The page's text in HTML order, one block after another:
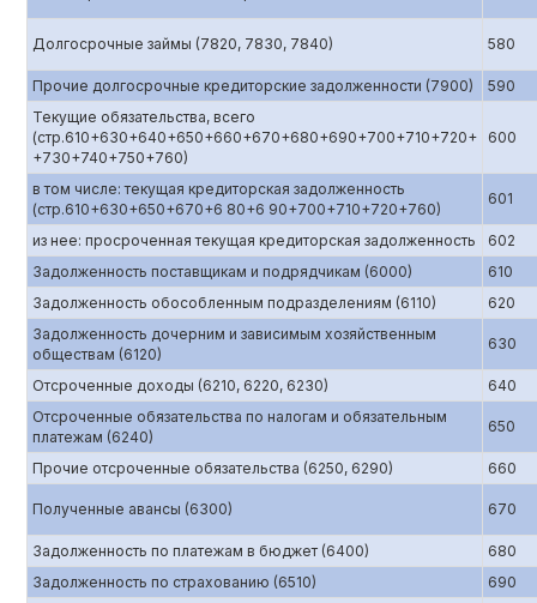
Долгосрочные займы (7820, 7830, 7840) 580
Прочие долгосрочные кредиторские задолженности (7900)
590
Текущие обязательства, всего
(стр.610+630+640+650+660+670+680+690+700+710+720+
+730+740+750+760)
600
в том числе: текущая кредиторская задолженность
(стр.610+630+650+670+6 80+6 90+700+710+720+760)
601
из нее: просроченная текущая кредиторская задолженность
602
Задолженность поставщикам и подрядчикам (6000)
610
Задолженность обособленным подразделениям (6110)
620
Задолженность дочерним и зависимым хозяйственным
обществам (6120)
630
Отсроченные доходы (6210, 6220, 6230)
640
Отсроченные обязательства по налогам и обязательным
платежам (6240)
650
Прочие отсроченные обязательства (6250, 6290) 660
Полученные авансы (6300) 670
Задолженность по платежам в бюджет (6400)
680
Задолженность по страхованию (6510)
690